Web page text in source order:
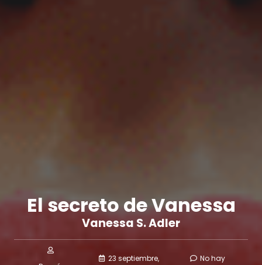
El secreto de Vanessa
Vanessa S. Adler
23 septiembre, No hay